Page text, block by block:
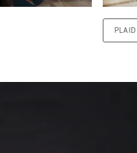
PLAID